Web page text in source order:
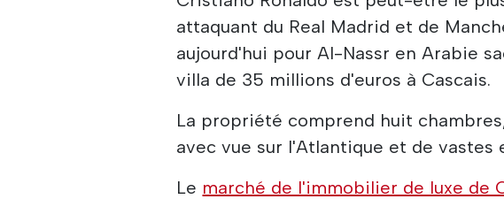
attaquant du Real Madrid et de
aujourd'hui pour Al-Nassr en Arabie
villa de 35 millions d'euros à Cascais.
La propriété comprend huit
avec vue sur l'Atlantique et de vastes
Le marché de l'immobilier de luxe de